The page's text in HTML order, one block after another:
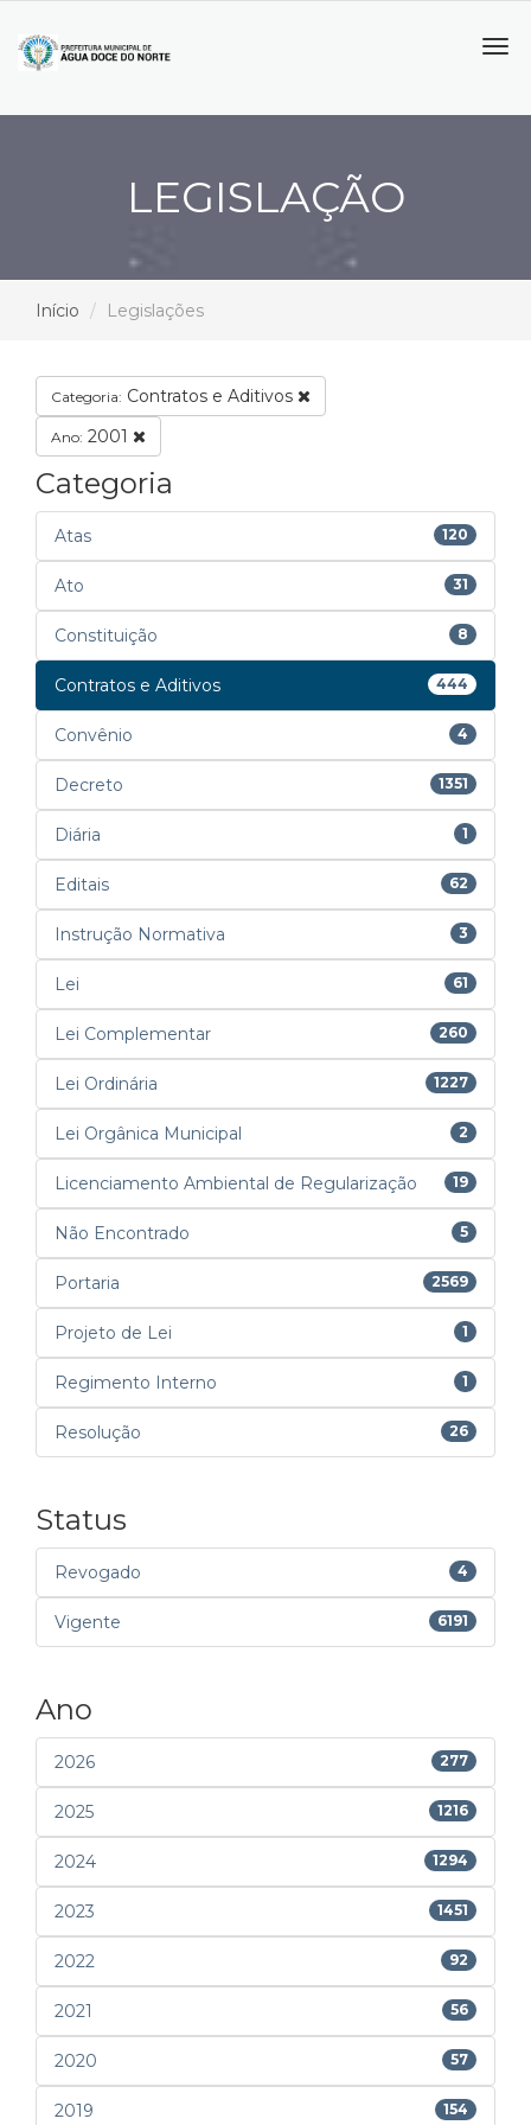
LEGISLAÇÃO
Início Legislações
Categoria: Contratos e Aditivos
Ano: 2001
Categoria
Atas 120
Ato 31
Constituição 8
Contratos e Aditivos 444
Convênio 4
Decreto 1351
Diária 1
Editais 62
Instrução Normativa 3
Lei 61
Lei Complementar 260
Lei Ordinária 1227
Lei Orgânica Municipal 2
Licenciamento Ambiental de Regularização 19
Não Encontrado 5
Portaria 2569
Projeto de Lei 1
Regimento Interno 1
Resolução 26
Status
Revogado 4
Vigente 6191
Ano
2026 277
2025 1216
2024 1294
2023 1451
2022 92
2021 56
2020 57
2019 154